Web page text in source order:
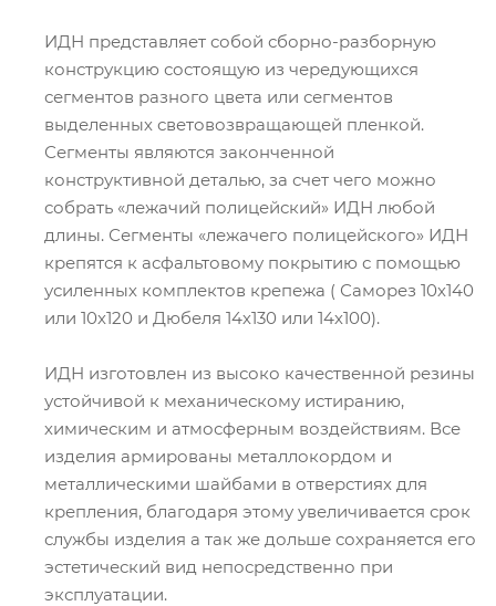
ИДН представляет собой сборно-разборную
конструкцию состоящую из чередующихся
сегментов разного цвета или сегментов
выделенных световозвращающей пленкой.
Сегменты являются законченной
конструктивной деталью, за счет чего можно
собрать «лежачий полицейский» ИДН любой
длины. Сегменты «лежачего полицейского» ИДН
крепятся к асфальтовому покрытию с помощью
усиленных комплектов крепежа ( Саморез 10х140
или 10х120 и Дюбеля 14х130 или 14х100).
ИДН изготовлен из высоко качественной резины
устойчивой к механическому истиранию,
химическим и атмосферным воздействиям. Все
изделия армированы металлокордом и
металлическими шайбами в отверстиях для
крепления, благодаря этому увеличивается срок
службы изделия а так же дольше сохраняется его
эстетический вид непосредственно при
эксплуатации.